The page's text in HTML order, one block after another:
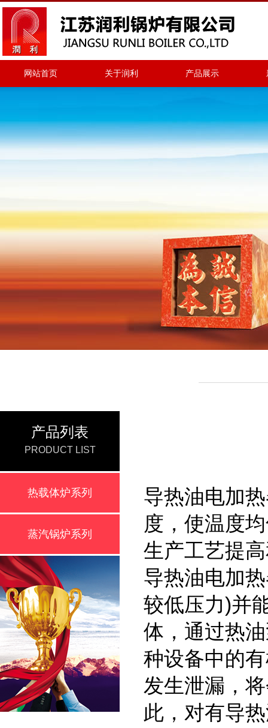
网站首页 关于润利 产品展示
产品列表
PRODUCT LIST
热载体炉系列
蒸汽锅炉系列
导热油电加
度，使温度
生产工艺提
导热油电加
较低压力)并
体，通过热
种设备中的
发生泄漏，
此，对有导